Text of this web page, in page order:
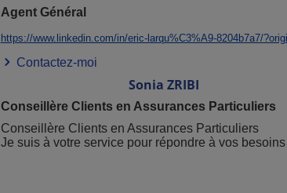
Agent Général
https://www.linkedin.com/in/eric-larqu%C3%A9-8204b7a7/
Contactez-moi
Sonia ZRIBI
Conseillère Clients en Assurances Particuliers
Conseillère Clients en Assurances Particuliers
Je suis à votre service pour répondre à vos